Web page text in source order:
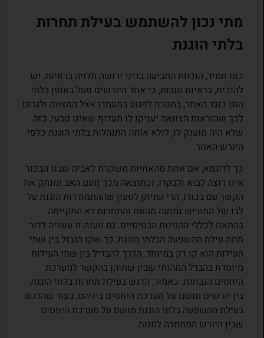
מתי נכון להשתמש בעילת תחרות
בלתי הוגנת
כמו תמיד, הוכחת התביעה בדיני ירושה תלויה בראיות. יש
להוכיח, בראיות טובות, כי אחד היורשים פעל באופן בלתי
הוגן כנגד האחר, במטרה לפגוע במעמדו אצל המצווה ולגרום
לכך שהוראות הצוואה יעניקו לו תעדוף שאינו טבעי, כזה
שלא היה מוענק לו, לולא אותה התנהלות בלתי הוגנת כלפי
היורש האחר.
כך לדוגמא, אם אחת מהאחיות משקרת לאביה שבנו הבכור
אינו רוצה לבוא ולבקרו, וכתוצאה מכך זועם האב ומנתק את
הקשר עם בכורו, הרי שניתן לטעון שההתמודדות הוגנת על
לבו של המוריש נמנעה מהאח והתחרות לא התקיימה
בהתאם לכללי ההגינות הבסיסיים. גם טענה זו עשויה לדור
תחת עילת ההשפעה הבלתי הוגנת, כך שקו הגבול בין שתי
העילות הוא קו דק במיוחד. הדרך להבדיל בין שתי העילות
מיוסדת בהבדל המהותי שבין שתיהן בהקשר למערכת
היחסים הנבחנת. כאמור, הדגש בעילת תחרות בלתי הוגנת
בין יורשים מושם על מערכת היחסים ביניהם, בעוד שהדגש
בעילת ההשפעה בלתי הוגנת מושם על מערכת היחסים
שבין היורש המתחרה למנוח.